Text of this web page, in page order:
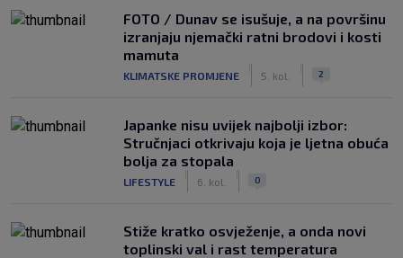
FOTO / Dunav se isušuje, a na površinu
izranjaju njemački ratni brodovi i kosti
mamuta
KLIMATSKE PROMJENE 5. kol. 2
Japanke nisu uvijek najbolji izbor:
Stručnjaci otkrivaju koja je ljetna obuća
bolja za stopala
LIFESTYLE 6. kol. 0
Stiže kratko osvježenje, a onda novi
toplinski val i rast temperatura